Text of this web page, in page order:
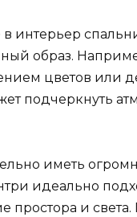
в интерьер
образ.
цветов или
подчеркнуть
иметь
идеально
простора и света.